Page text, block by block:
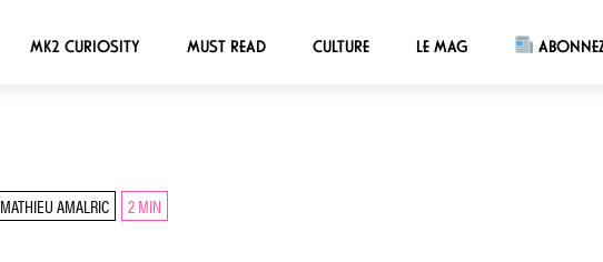
MK2 CURIOSITY MUST READ CULTURE LE MAG
MATHIEU AMALRIC 2 MIN